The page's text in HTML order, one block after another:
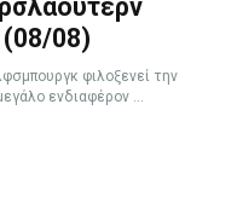
(08/08)
φιλοξενεί την
ενδιαφέρον ...